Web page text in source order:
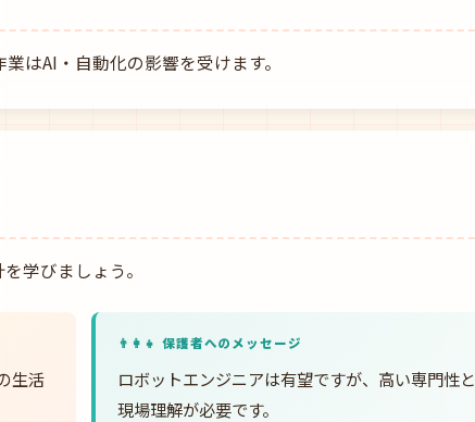
はAI・自動化の影響を受けます。
学びましょう。
生活
👨‍👩‍👧 保護者へのメッセージ
ロボットエンジニアは有望ですが、高い専門性と
現場理解が必要です。